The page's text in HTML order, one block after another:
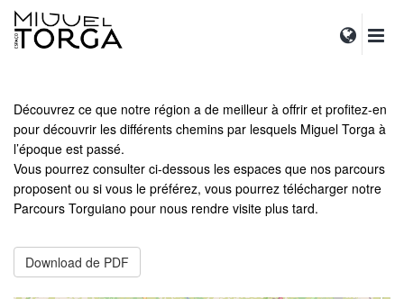
Découvrez ce que notre région a de meilleur à offrir et profitez-en
pour découvrir les différents chemins par lesquels Miguel Torga à
l’époque est passé.
Vous pourrez consulter ci-dessous les espaces que nos parcours
proposent ou si vous le préférez, vous pourrez télécharger notre
Parcours Torguiano pour nous rendre visite plus tard.
Download de PDF